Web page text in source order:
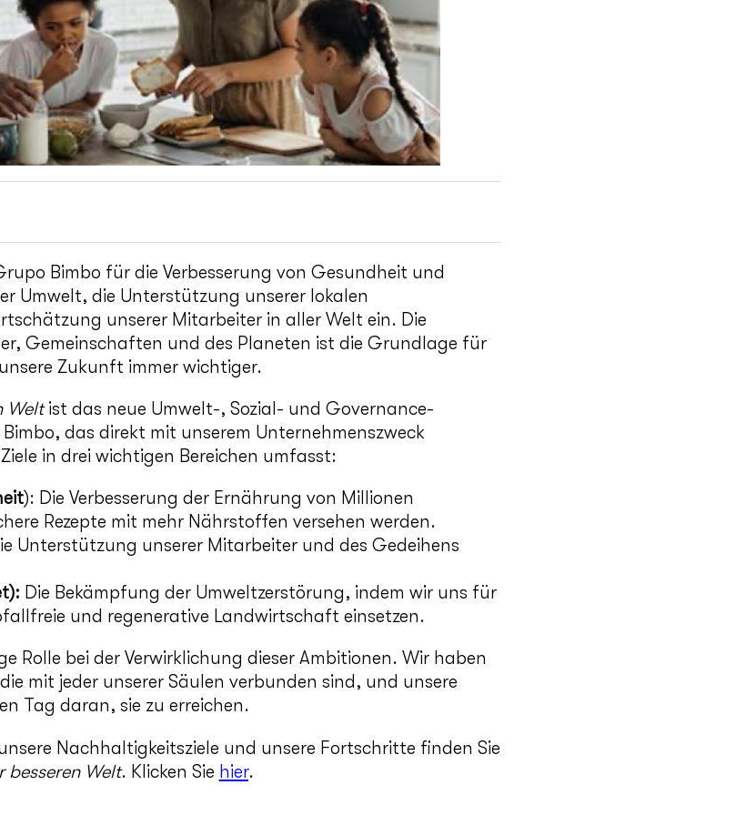
Bimbo für die Verbesserung von Gesundheit und
Umwelt, die Unterstützung unserer lokalen
unserer Mitarbeiter in aller Welt ein. Die
Gemeinschaften und des Planeten ist die Grundlage für
Zukunft immer wichtiger.
Weltist das neue Umwelt-, Sozial- und Governance-
das direkt mit unserem Unternehmenszweck
in drei wichtigen Bereichen umfasst:
): Die Verbesserung der Ernährung von Millionen
Rezepte mit mehr Nährstoffen versehen werden.
Unterstützung unserer Mitarbeiter und des Gedeihens
Die Bekämpfung der Umweltzerstörung, indem wir uns für
und regenerative Landwirtschaft einsetzen.
Rolle bei der Verwirklichung dieser Ambitionen. Wir haben
mit jeder unserer Säulen verbunden sind, und unsere
Tag daran, sie zu erreichen.
Nachhaltigkeitsziele und unsere Fortschritte finden Sie
besseren Welt. Klicken Sie hier.